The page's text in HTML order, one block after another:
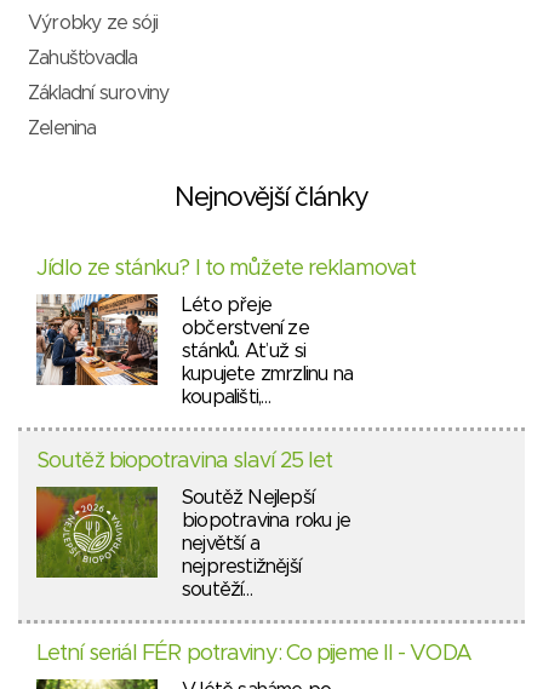
Výrobky ze sóji
Zahušťovadla
Základní suroviny
Zelenina
Nejnovější články
Jídlo ze stánku? I to můžete reklamovat
Léto přeje
občerstvení ze
stánků. Ať už si
kupujete zmrzlinu na
koupališti,…
Soutěž biopotravina slaví 25 let
Soutěž Nejlepší
biopotravina roku je
největší a
nejprestižnější
soutěží…
Letní seriál FÉR potraviny: Co pijeme II - VODA